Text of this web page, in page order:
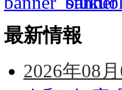
最新情報
2026年08月